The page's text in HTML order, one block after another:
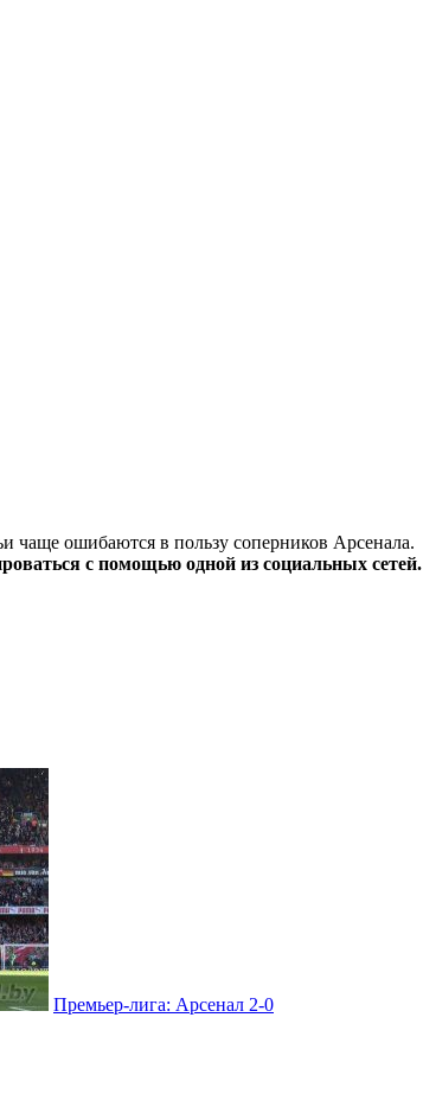
чаще ошибаются в пользу соперников Арсенала.
с помощью одной из социальных сетей.
Премьер-лига: Арсенал 2-0